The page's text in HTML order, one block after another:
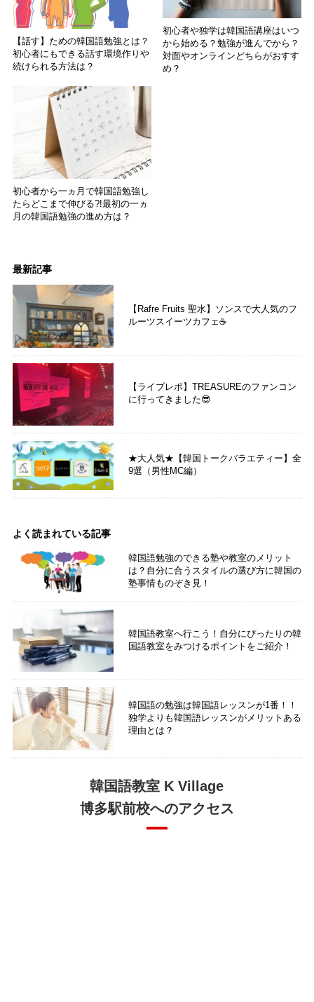
【話す】ための韓国語勉強とは？
初心者にもできる話す環境作りや
続けられる方法は？
初心者や独学は韓国語講座はいつ
から始める？勉強が進んでから？
対面やオンラインどちらがおすす
め？
初心者から一ヵ月で韓国語勉強し
たらどこまで伸びる?!最初の一ヵ
月の韓国語勉強の進め方は？
最新記事
【Rafre Fruits 聖水】ソンスで大人気のフ
ルーツスイーツカフェ☕
【ライブレポ】TREASUREのファンコン
に行ってきました😎
★大人気★【韓国トークバラエティー】全
9選（男性MC編）
よく読まれている記事
韓国語勉強のできる塾や教室のメリット
は？自分に合うスタイルの選び方に韓国の
塾事情ものぞき見！
韓国語教室へ行こう！自分にぴったりの韓
国語教室をみつけるポイントをご紹介！
韓国語の勉強は韓国語レッスンが1番！！
独学よりも韓国語レッスンがメリットある
理由とは？
韓国語教室 K Village
博多駅前校へのアクセス